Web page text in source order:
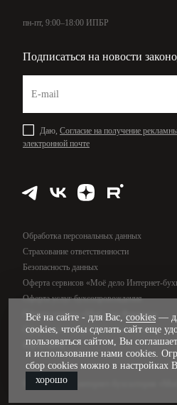
пн-пт, 9:00–18:00 ИПБР
Подписаться на новости
Даю, Согласие на получение
электронной почте
Обработка персональных данных
Страхование ответственности
Безопасность данных
Оферта сервисов «Моё дело Интернет-
Оферта услуг бухсопровождения
Оферта сервиса «Моё дело Финансы»
Оферта услуг управленческого учёта
Карта сайта
© 2009—2026, интернет-бухгалтерия «Моё
Всё на сайте - для Вас, cookies —
cookies, чтобы сделать сайт еще
пользоваться сайтом, Вы
и использование нами cookies.
сбор cookies можно в настройках
хорошо